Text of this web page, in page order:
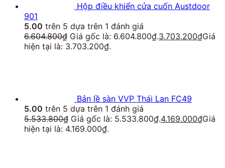
Hộp điều khiển cửa cuốn Austdoor
901
5.00 trên 5 dựa trên 1 đánh giá
6.604.800₫ Giá gốc là: 6.604.800₫.3.703.200₫Giá
hiện tại là: 3.703.200₫.
Bản lề sàn VVP Thái Lan FC49
5.00 trên 5 dựa trên 1 đánh giá
5.533.800₫ Giá gốc là: 5.533.800₫.4.169.000₫Giá
hiện tại là: 4.169.000₫.